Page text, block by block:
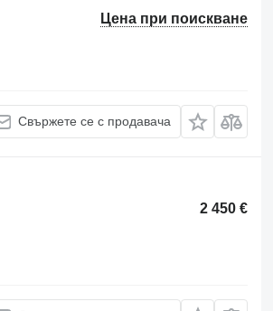
Цена при поискване
Свържете се с продавача
2 450 €